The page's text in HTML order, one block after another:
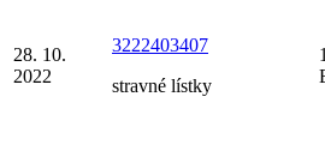
28. 10.
2022
3222403407
stravné lístky